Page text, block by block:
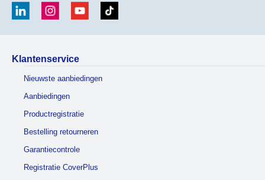
Klantenservice
Nieuwste aanbiedingen
Aanbiedingen
Productregistratie
Bestelling retourneren
Garantiecontrole
Registratie CoverPlus